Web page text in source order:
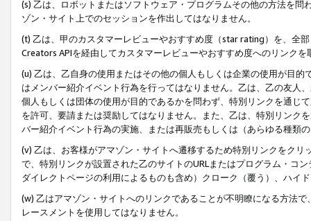
(s) 乙は、ロボットまたはソフトウェア・プログラムその他の方法を
ゾン・サイト上でのセッションを作出してはなりません。
(t) 乙は、甲のカスタマーレビューやおすすめ度（star rating）を、全
Creators APIを経由してカスタマーレビューやおすすめ度へのリンクを
(u) 乙は、乙自身の使用またはその他の個人もしくは企業の使用が目
はメンバー紹介イベント行為を行ってはなりません。乙は、乙の友人
個人もしくは団体の使用が目的であるかを問わず、特別リンクを通じ
を許可、要請または奨励してはなりません。また、乙は、特別リンク
バー紹介イベント行為の実施、または再販売もしくは（あらゆる種類
(v) 乙は、お客様がアマゾン・サイトへ遷移するため特別リンクをク
で、特別リンクが設置された乙のサイトのURLまたはプログラム・コ
ダイレクトページの利用によるものも含め）クローク（覆う）、ハイ
(w) 乙はアマゾン・サイトへのリンクであることが不明瞭になる方法
レースメントを使用してはなりません。